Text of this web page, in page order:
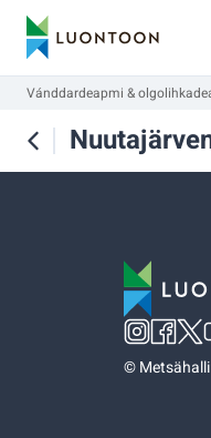
Vánddardeapmi &
©